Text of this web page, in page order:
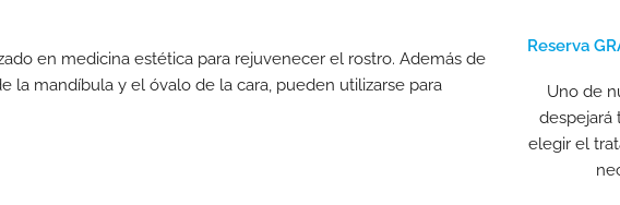
en medicina estética para rejuvenecer el rostro. Además de
la mandíbula y el óvalo de la cara, pueden utilizarse para
Reserva
Uno de
despejará
elegir el